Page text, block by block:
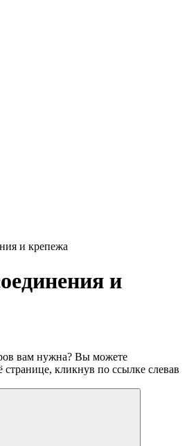
и крепежа
и
вам нужна? Вы можете
странице, кликнув по ссылке слевав